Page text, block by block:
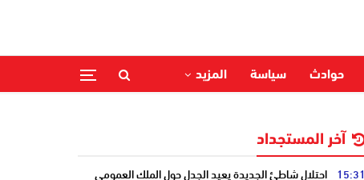
حوادث سياسة المزيد
آخر المستجداد
15:31 احتلال شاطئ الجديدة يعيد الجدل حول الملك العمومي